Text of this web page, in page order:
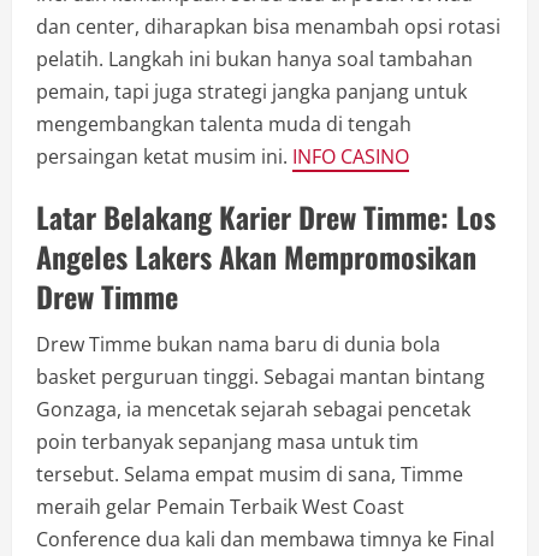
dan center, diharapkan bisa menambah opsi rotasi
pelatih. Langkah ini bukan hanya soal tambahan
pemain, tapi juga strategi jangka panjang untuk
mengembangkan talenta muda di tengah
persaingan ketat musim ini. INFO CASINO
Latar Belakang Karier Drew Timme: Los
Angeles Lakers Akan Mempromosikan
Drew Timme
Drew Timme bukan nama baru di dunia bola
basket perguruan tinggi. Sebagai mantan bintang
Gonzaga, ia mencetak sejarah sebagai pencetak
poin terbanyak sepanjang masa untuk tim
tersebut. Selama empat musim di sana, Timme
meraih gelar Pemain Terbaik West Coast
Conference dua kali dan membawa timnya ke Final